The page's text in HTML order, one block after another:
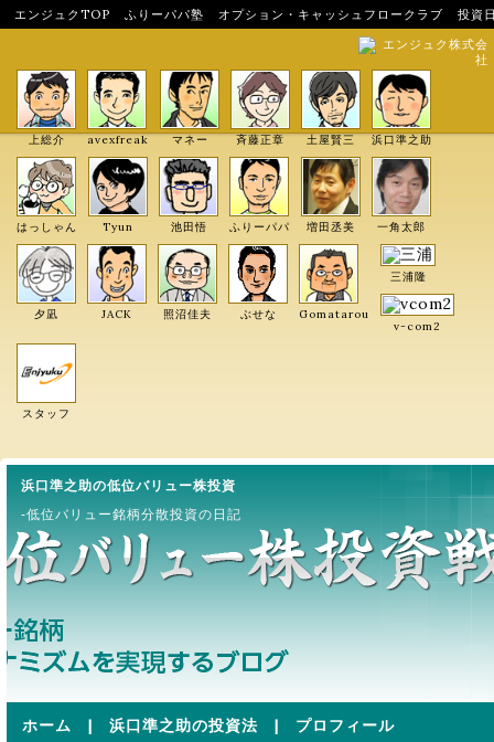
エンジュクTOP ふりーパパ塾 オプション・キャッシュフロークラブ
投資
エンジュク株式会
社
上総介 avexfreak マネー 斉藤正章 土屋賢三 浜口準之助
はっしゃん Tyun 池田悟 ふりーパパ 増田丞美 一角太郎
夕凪 JACK 照沼佳夫 ぶせな Gomatarou
三浦隆
v-com2
スタッフ
浜口準之助の低位バリュー株投資
-低位バリュー銘柄分散投資の日記
ホーム | 浜口準之助の投資法 | プロフィール